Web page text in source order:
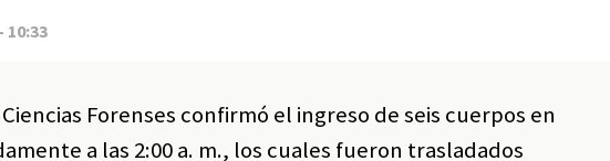
10:33
Forenses confirmó el ingreso de seis cuerpos en
a las 2:00 a. m., los cuales fueron trasladados